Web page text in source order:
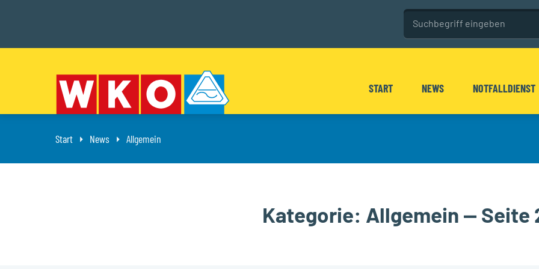
Seitenweite
Diese Website durchsuchen
START NEWS NOTFALLDIENST
Start News Aktuell: Allgemein
Allgemein
Kategorie: Allgemein — Seite